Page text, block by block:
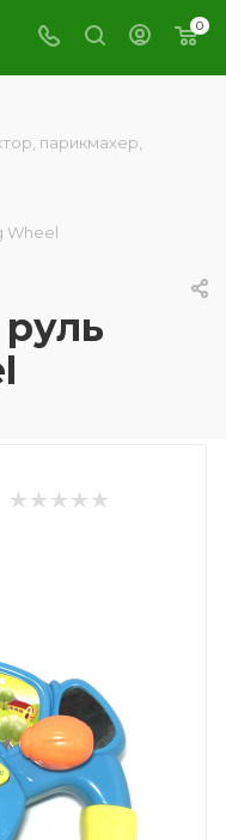
0
парикмахер,
Wheel